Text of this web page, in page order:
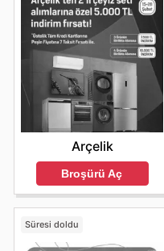
Arçelik
Broşürü Aç
Süresi doldu